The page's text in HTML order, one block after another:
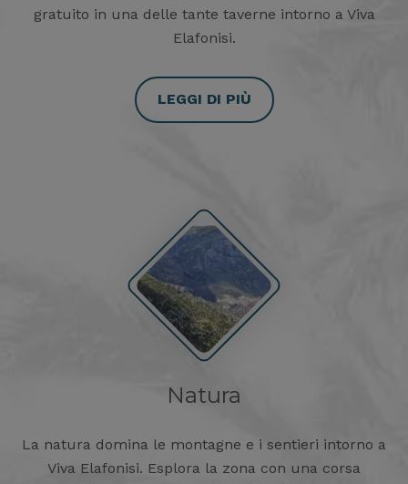
gratuito in una delle tante taverne intorno a Viva
Elafonisi.
LEGGI DI PIÙ
Natura
La natura domina le montagne e i sentieri intorno a
Viva Elafonisi. Esplora la zona con una corsa